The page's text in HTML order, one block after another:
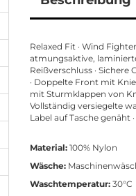
Relaxed Fit · Wind
atmungsaktive,
Reißverschluss ·
· Doppelte Front mit
mit Sturmklappen von
Vollständig versiegelte
Label auf Tasche genäht
Material: 100% Nylon
Wäsche:
Waschtemperatur: 30°C